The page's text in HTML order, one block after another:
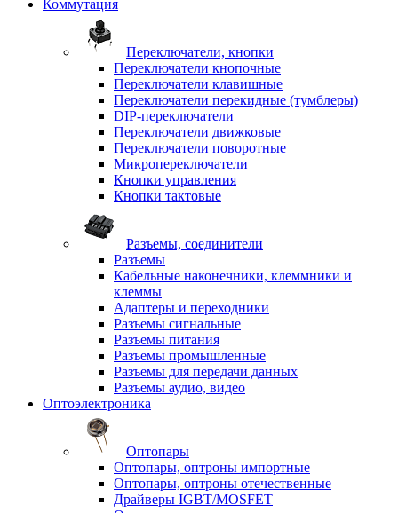
Коммутация
Переключатели, кнопки
Переключатели кнопочные
Переключатели клавишные
Переключатели перекидные (тумблеры)
DIP-переключатели
Переключатели движковые
Переключатели поворотные
Микропереключатели
Кнопки управления
Кнопки тактовые
Разъемы, соединители
Разъемы
Кабельные наконечники, клеммники и
клеммы
Адаптеры и переходники
Разъемы сигнальные
Разъемы питания
Разъемы промышленные
Разъемы для передачи данных
Разъемы аудио, видео
Оптоэлектроника
Оптопары
Оптопары, оптроны импортные
Оптопары, оптроны отечественные
Драйверы IGBT/MOSFET